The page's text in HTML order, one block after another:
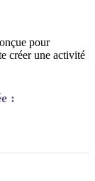
pour
créer une activité
: